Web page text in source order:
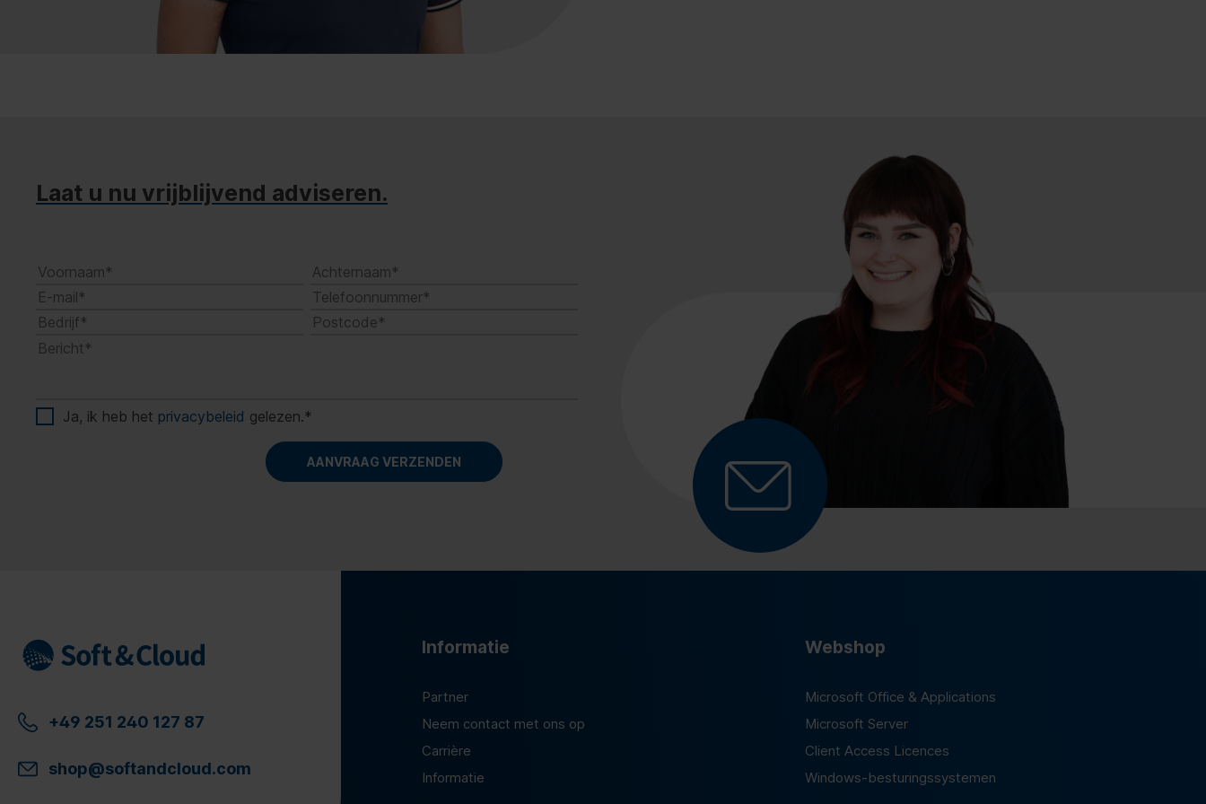
Laat u nu vrijblijvend adviseren.
Ja, ik heb het privacybeleid gelezen.*
+49 251 240 127 87
shop@softandcloud.com
Informatie
Partner
Neem contact met ons op
Carrière
Informatie
Webshop
Microsoft Office & Applications
Microsoft Server
Client Access Licences
Windows-besturingssystemen